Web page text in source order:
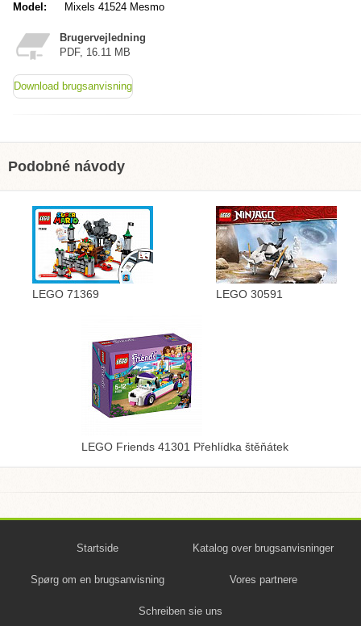
Model:
Mixels 41524 Mesmo
Brugervejledning
PDF, 16.11 MB
Download brugsanvisning
Podobné návody
LEGO 71369 LEGO 30591
LEGO Friends 41301 Přehlídka štěňátek
Startside Katalog over brugsanvisninger
Spørg om en brugsanvisning Vores partnere
Schreiben sie uns